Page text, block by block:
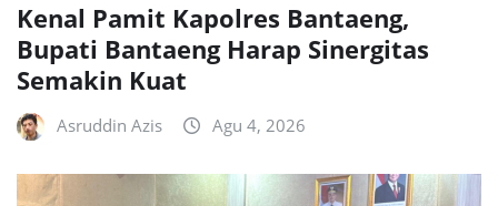
Kenal Pamit Kapolres Bantaeng,
Bupati Bantaeng Harap Sinergitas
Semakin Kuat
Asruddin Azis Agu 4, 2026